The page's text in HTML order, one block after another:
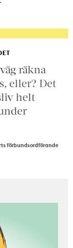
räkna
eller? Det
helt
förbundsordförande